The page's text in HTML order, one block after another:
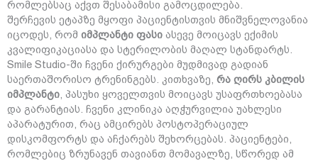
რომლებსაც აქვთ შესაბამისი გამოცდილება.
შერჩევის ეტაპზე მყოფი პაციენტისთვის მნიშვნელოვანია
იცოდეს, რომ იმპლანტი ფასი ასევე მოიცავს ექიმის
კვალიფიკაციასა და სტერილობის მაღალ სტანდარტს.
Smile Studio-ში ჩვენი ქირურგები მუდმივად გადიან
საერთაშორისო ტრენინგებს. კითხვაზე, რა ღირს კბილის
იმპლანტი, პასუხი ყოველთვის მოიცავს უსაფრთხოებასა
და გარანტიას. ჩვენი კლინიკა აღჭურვილია უახლესი
აპარატურით, რაც ამცირებს პოსტოპერაციულ
დისკომფორტს და აჩქარებს შეხორცებას. პაციენტები,
რომლებიც ზრუნავენ თავიანთ მომავალზე, სწორედ ამ